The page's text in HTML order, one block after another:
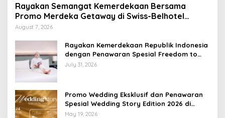
Rayakan Semangat Kemerdekaan Bersama
Promo Merdeka Getaway di Swiss-Belhotel
Lampung
August 7, 2026
Rayakan Kemerdekaan Republik Indonesia
dengan Penawaran Spesial Freedom to
Relax di Holiday Inn Lampung Bukit Randu
July 31, 2026
Promo Wedding Eksklusif dan Penawaran
Spesial Wedding Story Edition 2026 di
Swiss-Belhotel Lampung
May 19, 2026